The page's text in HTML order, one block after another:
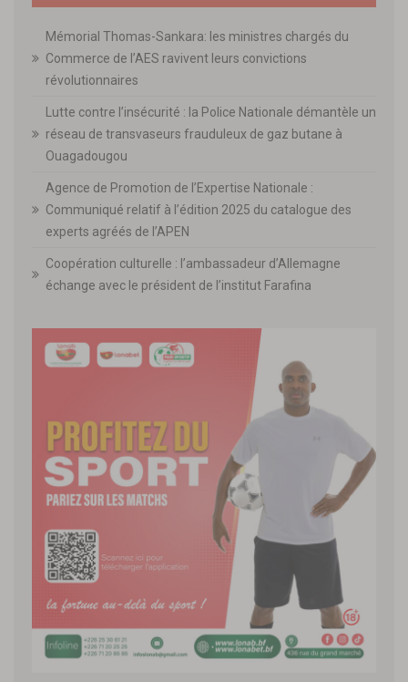
Mémorial Thomas-Sankara: les ministres chargés du
Commerce de l’AES ravivent leurs convictions
révolutionnaires
Lutte contre l’insécurité : la Police Nationale démantèle un
réseau de transvaseurs frauduleux de gaz butane à
Ouagadougou
Agence de Promotion de l’Expertise Nationale :
Communiqué relatif à l’édition 2025 du catalogue des
experts agréés de l’APEN
Coopération culturelle : l’ambassadeur d’Allemagne
échange avec le président de l’institut Farafina